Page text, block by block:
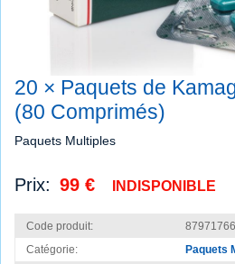
20 × Paquets de
(80 Comprimés)
Paquets Multiples
Prix: 99 € INDISPONIBLE
Code produit:
Catégorie:
Paquets